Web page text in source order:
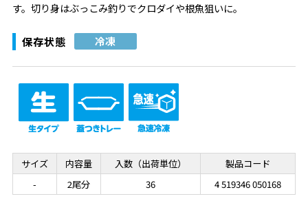
す。切り身はぶっこみ釣りでクロダイや根魚狙いに。
保存状態 冷凍
サイズ 内容量 入数（出荷単位）
製品コード
-
2尾分 36 4 519346 050168